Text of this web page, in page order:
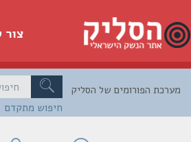
צור קשר
חיפוש מתקדם
הפורומים של הסליק